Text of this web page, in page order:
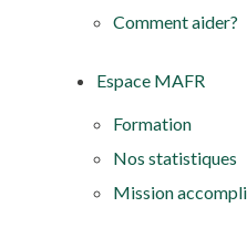
Comment aider?
Espace MAFR
Formation
Nos statistiques
Mission